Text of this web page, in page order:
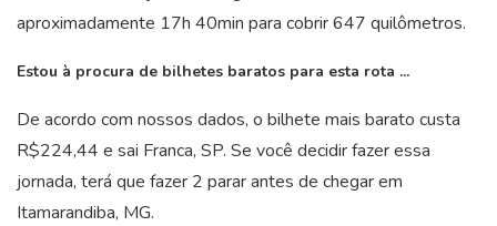
aproximadamente 17h 40min para cobrir 647 quilômetros.
Estou à procura de bilhetes baratos para esta rota ...
De acordo com nossos dados, o bilhete mais barato custa
R$224,44 e sai Franca, SP. Se você decidir fazer essa
jornada, terá que fazer 2 parar antes de chegar em
Itamarandiba, MG.